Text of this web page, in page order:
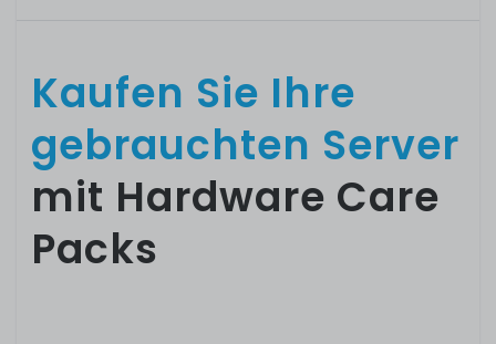
Kaufen Sie Ihre
gebrauchten Server
mit Hardware Care
Packs